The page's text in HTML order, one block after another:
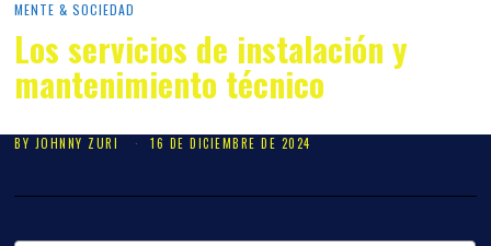
MENTE & SOCIEDAD
Los servicios de instalación y
mantenimiento técnico
BY JOHNNY ZURI 16 DE DICIEMBRE DE 2024